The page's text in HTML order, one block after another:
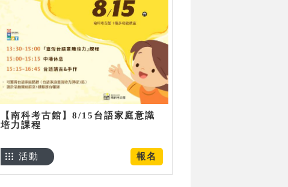
【南科考古館】8/15台語家庭意識
培力課程
報名
活動